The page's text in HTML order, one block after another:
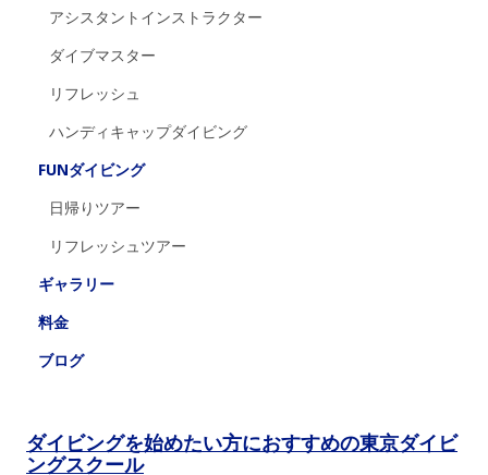
アシスタントインストラクター
ダイブマスター
リフレッシュ
ハンディキャップダイビング
FUNダイビング
日帰りツアー
リフレッシュツアー
ギャラリー
料金
ブログ
ダイビングを始めたい方におすすめの東京ダイビ
ングスクール